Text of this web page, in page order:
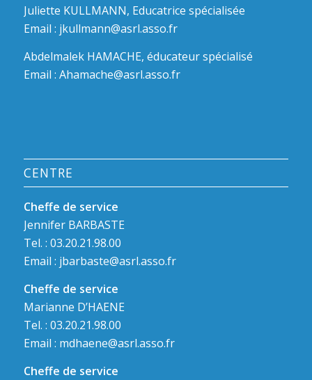
Juliette KULLMANN, Educatrice spécialisée
Email : jkullmann@asrl.asso.fr
Abdelmalek HAMACHE, éducateur spécialisé
Email : Ahamache@asrl.asso.fr
CENTRE
Cheffe de service
Jennifer BARBASTE
Tel. : 03.20.21.98.00
Email : jbarbaste@asrl.asso.fr
Cheffe de service
Marianne D’HAENE
Tel. : 03.20.21.98.00
Email : mdhaene@asrl.asso.fr
Cheffe de service